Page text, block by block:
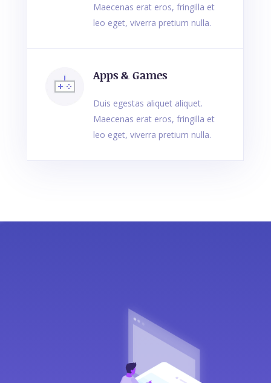
Maecenas erat eros, fringilla et
leo eget, viverra pretium nulla.
Apps & Games
Duis egestas aliquet aliquet.
Maecenas erat eros, fringilla et
leo eget, viverra pretium nulla.